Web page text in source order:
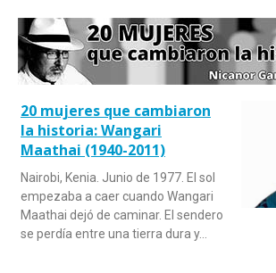
20 mujeres que cambiaron
la historia: Wangari
Maathai (1940-2011)
Nairobi, Kenia. Junio de 1977. El sol
empezaba a caer cuando Wangari
Maathai dejó de caminar. El sendero
se perdía entre una tierra dura y…